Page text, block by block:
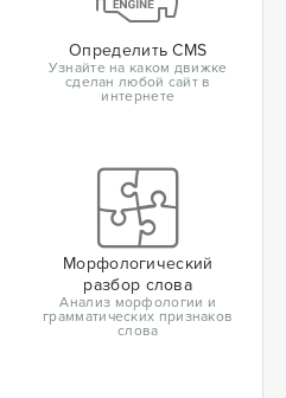
Определить CMS
Узнайте на каком движке
сделан любой сайт в
интернете
Морфологический
разбор слова
Анализ морфологии и
грамматических признаков
слова